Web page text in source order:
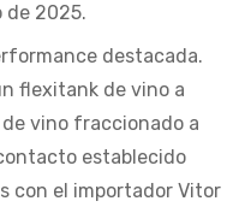
de 2025.
destacada.
flexitank de vino a
vino fraccionado a
establecido
con el importador Vitor